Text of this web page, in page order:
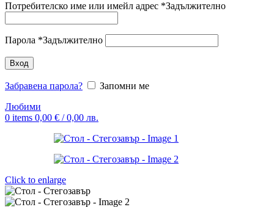
Потребителско име или имейл адрес *Задължително
Парола *Задължително
Вход
Забравена парола?
Запомни ме
Любими
0 items 0,00 € / 0,00 лв.
Click to enlarge